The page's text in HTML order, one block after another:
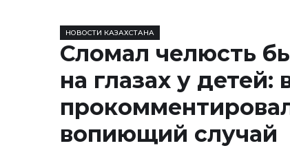
НОВОСТИ КАЗАХСТАНА
Сломал челюсть
на глазах у детей:
вопиющий случай